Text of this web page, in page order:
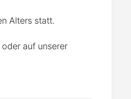
Alters statt.
auf unserer